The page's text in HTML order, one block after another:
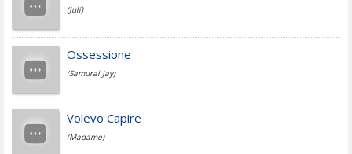
Cesare Cremonini
Jovanotti
(Juli)
Ossessione
(Samurai Jay)
Volevo Capire
(Madame)